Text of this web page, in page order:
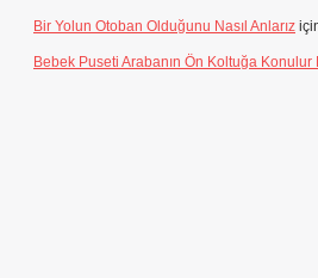
Bir Yolun Otoban Olduğunu Nasıl Anlarız
Bebek Puseti Arabanın Ön Koltuğa Konulur